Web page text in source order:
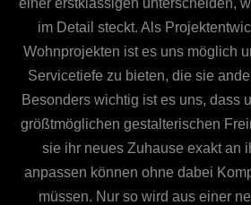
im Detail steckt. Als
Wohnprojekten ist es uns möglich
Servicetiefe zu bieten, die sie
Besonders wichtig ist es uns, dass
größtmöglichen gestalterischen
sie ihr neues Zuhause exakt an
anpassen können ohne dabei
müssen. Nur so wird aus einer